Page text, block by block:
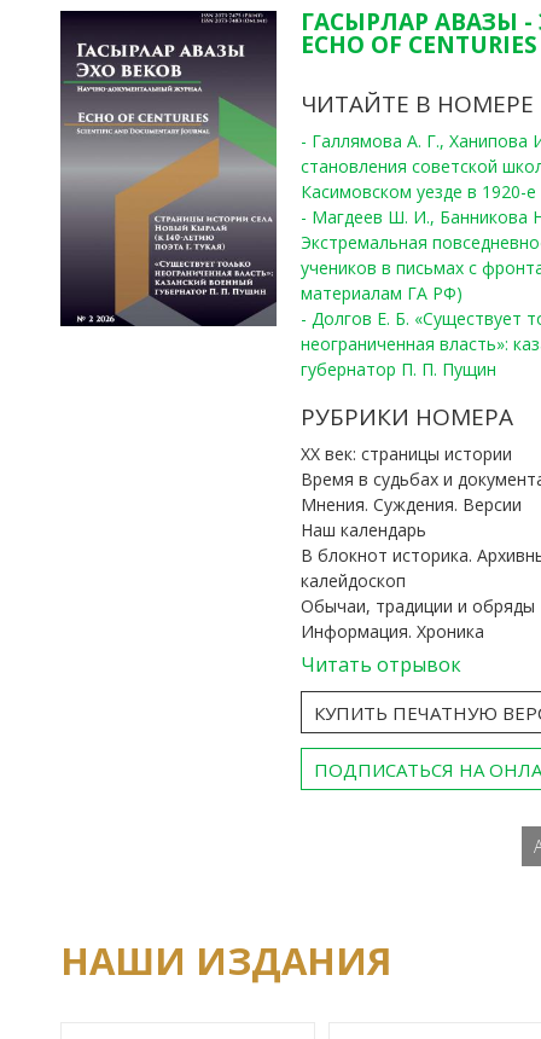
ГАСЫРЛАР АВАЗЫ -
ECHO OF
ЧИТАЙТЕ В НОМЕРЕ
- Галлямова А. Г.,
становления советской
Касимовском уезде в 1920-е
- Магдеев Ш. И., Банникова
Экстремальная
учеников в письмах с
материалам ГА РФ)
- Долгов Е. Б. «Существует
неограниченная власть»:
губернатор П. П. Пущин
РУБРИКИ НОМЕРА
ХХ век: страницы истории
Время в судьбах и
Мнения. Суждения. Версии
Наш календарь
В блокнот историка.
калейдоскоп
Обычаи, традиции и обряды
Информация. Хроника
Читать отрывок
КУПИТЬ ПЕЧАТНУЮ
ПОДПИСАТЬСЯ НА
НАШИ ИЗДАНИЯ